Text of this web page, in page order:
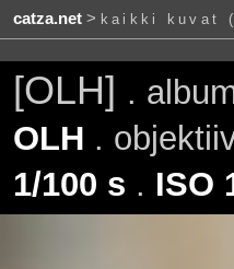
catza.net> kaikki kuvat
[OLH] .
OLH .
1/100 s . ISO